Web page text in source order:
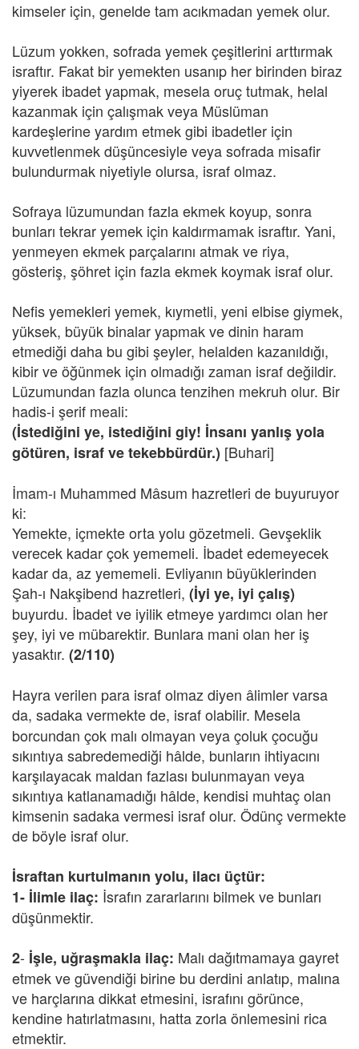
kimseler için, genelde tam acıkmadan yemek olur.
Lüzum yokken, sofrada yemek çeşitlerini arttırmak
israftır. Fakat bir yemekten usanıp her birinden biraz
yiyerek ibadet yapmak, mesela oruç tutmak, helal
kazanmak için çalışmak veya Müslüman
kardeşlerine yardım etmek gibi ibadetler için
kuvvetlenmek düşüncesiyle veya sofrada misafir
bulundurmak niyetiyle olursa, israf olmaz.
Sofraya lüzumundan fazla ekmek koyup, sonra
bunları tekrar yemek için kaldırmamak israftır. Yani,
yenmeyen ekmek parçalarını atmak ve riya,
gösteriş, şöhret için fazla ekmek koymak israf olur.
Nefis yemekleri yemek, kıymetli, yeni elbise giymek,
yüksek, büyük binalar yapmak ve dinin haram
etmediği daha bu gibi şeyler, helalden kazanıldığı,
kibir ve öğünmek için olmadığı zaman israf değildir.
Lüzumundan fazla olunca tenzihen mekruh olur. Bir
hadis-i şerif meali:
(İstediğini ye, istediğini giy! İnsanı yanlış yola
götüren, israf ve tekebbürdür.) [Buhari]
İmam-ı Muhammed Mâsum hazretleri de buyuruyor
ki:
Yemekte, içmekte orta yolu gözetmeli. Gevşeklik
verecek kadar çok yememeli. İbadet edemeyecek
kadar da, az yememeli. Evliyanın büyüklerinden
Şah-ı Nakşibend hazretleri, (İyi ye, iyi çalış)
buyurdu. İbadet ve iyilik etmeye yardımcı olan her
şey, iyi ve mübarektir. Bunlara mani olan her iş
yasaktır. (2/110)
Hayra verilen para israf olmaz diyen âlimler varsa
da, sadaka vermekte de, israf olabilir. Mesela
borcundan çok malı olmayan veya çoluk çocuğu
sıkıntıya sabredemediği hâlde, bunların ihtiyacını
karşılayacak maldan fazlası bulunmayan veya
sıkıntıya katlanamadığı hâlde, kendisi muhtaç olan
kimsenin sadaka vermesi israf olur. Ödünç vermekte
de böyle israf olur.
İsraftan kurtulmanın yolu, ilacı üçtür:
1- İlimle ilaç: İsrafın zararlarını bilmek ve bunları
düşünmektir.
2- İşle, uğraşmakla ilaç: Malı dağıtmamaya gayret
etmek ve güvendiği birine bu derdini anlatıp, malına
ve harçlarına dikkat etmesini, israfını görünce,
kendine hatırlatmasını, hatta zorla önlemesini rica
etmektir.